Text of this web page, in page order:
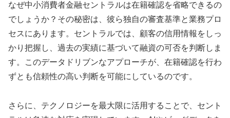
なぜ中小消費者金融セントラルは在籍確認を省略できるの
でしょうか？その秘密は、彼ら独自の審査基準と業務プロ
セスにあります。セントラルでは、顧客の信用情報をしっ
かり把握し、過去の実績に基づいて融資の可否を判断しま
す。このデータドリブンなアプローチが、在籍確認を行わ
ずとも信頼性の高い判断を可能にしているのです。
さらに、テクノロジーを最大限に活用することで、セント